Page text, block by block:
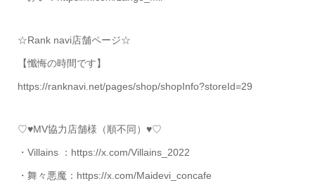
☆Rank navi店舗ページ☆
【懺悔の時間です】
https://ranknavi.net/pages/shop/shopInfo?storeId=29
♡♥MV協力店舗様（順不同）♥♡
・Villains ：https://x.com/Villains_2022
・舞々悪魔：https://x.com/Maidevi_concafe